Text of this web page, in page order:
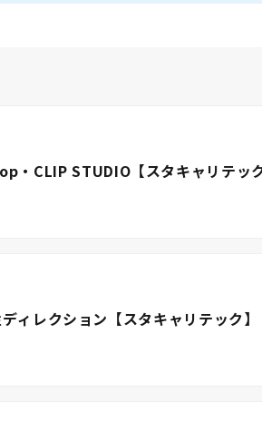
・CLIP STUDIO【スタキャリテッ
ィレクション【スタキャリテック】